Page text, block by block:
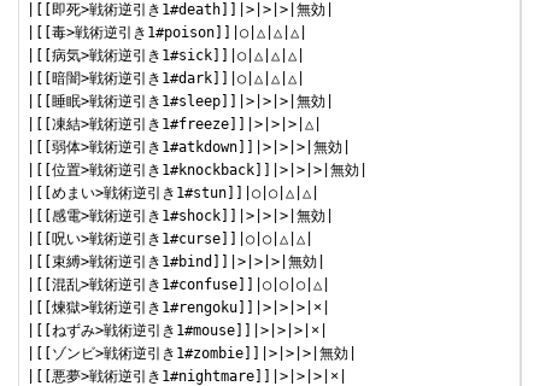
|[[即死>戦術逆引き1#death]]|>|>|>|無効|
|[[毒>戦術逆引き1#poison]]|○|△|△|△|
|[[病気>戦術逆引き1#sick]]|○|△|△|△|
|[[暗闇>戦術逆引き1#dark]]|○|△|△|△|
|[[睡眠>戦術逆引き1#sleep]]|>|>|>|無効|
|[[凍結>戦術逆引き1#freeze]]|>|>|>|△|
|[[弱体>戦術逆引き1#atkdown]]|>|>|>|無効|
|[[位置>戦術逆引き1#knockback]]|>|>|>|無効|
|[[めまい>戦術逆引き1#stun]]|○|○|△|△|
|[[感電>戦術逆引き1#shock]]|>|>|>|無効|
|[[呪い>戦術逆引き1#curse]]|○|○|△|△|
|[[束縛>戦術逆引き1#bind]]|>|>|>|無効|
|[[混乱>戦術逆引き1#confuse]]|○|○|○|△|
|[[煉獄>戦術逆引き1#rengoku]]|>|>|>|×|
|[[ねずみ>戦術逆引き1#mouse]]|>|>|>|×|
|[[ゾンビ>戦術逆引き1#zombie]]|>|>|>|無効|
|[[悪夢>戦術逆引き1#nightmare]]|>|>|>|×|